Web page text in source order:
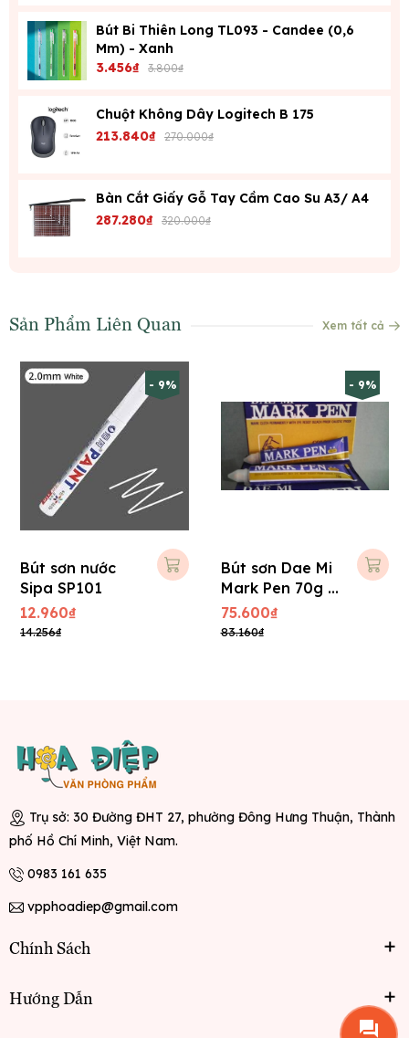
Bút Bi Thiên Long TL093 - Candee (0,6
Mm) - Xanh
3.456₫ 3.800₫
Chuột Không Dây Logitech B 175
213.840₫ 270.000₫
Bàn Cắt Giấy Gỗ Tay Cầm Cao Su A3/ A4
287.280₫ 320.000₫
Sản Phẩm Liên Quan Xem tất cả
- 9%
Bút sơn nước
Sipa SP101
12.960₫
14.256₫
- 9%
Bút sơn Dae Mi
Mark Pen 70g -
Vàng
75.600₫
83.160₫
Trụ sở: 30 Đường ĐHT 27, phường Đông Hưng Thuận, Thành
phố Hồ Chí Minh, Việt Nam.
0983 161 635
vpphoadiep@gmail.com
Chính Sách
Hướng Dẫn